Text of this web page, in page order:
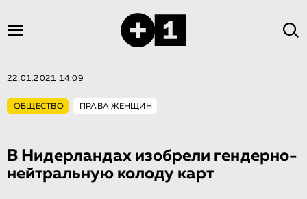
22.01.2021 14:09
ОБЩЕСТВО ПРАВА ЖЕНЩИН
В Нидерландах изобрели гендерно-
нейтральную колоду карт